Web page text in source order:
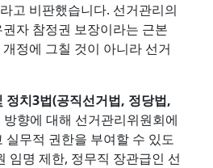
고 비판했습니다. 선거관리의
자 참정권 보장이라는 근본
정에 그칠 것이 아니라 선거
정치3법(공직선거법, 정당법,
향에 대해 선거관리위원회에
무적 권한을 부여할 수 있도
임명 제한, 정무직 장관급인 선